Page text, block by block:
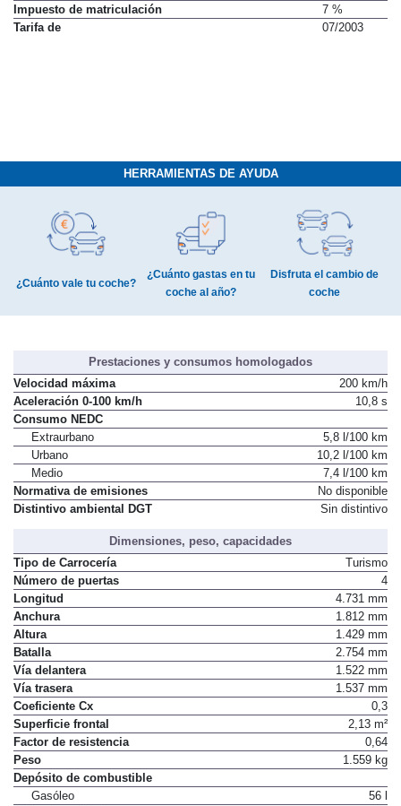
Impuesto de matriculación
7 %
Tarifa de
07/2003
HERRAMIENTAS DE AYUDA
¿Cuánto vale tu coche?
¿Cuánto gastas en tu
coche al año?
Disfruta el cambio de
coche
Prestaciones y consumos homologados
Velocidad máxima
200 km/h
Aceleración 0-100 km/h
10,8 s
Consumo NEDC
Extraurbano
5,8 l/100 km
Urbano
10,2 l/100 km
Medio
7,4 l/100 km
Normativa de emisiones
No disponible
Distintivo ambiental DGT
Sin distintivo
Dimensiones, peso, capacidades
Tipo de Carrocería
Turismo
Número de puertas
4
Longitud
4.731 mm
Anchura
1.812 mm
Altura
1.429 mm
Batalla
2.754 mm
Vía delantera
1.522 mm
Vía trasera
1.537 mm
Coeficiente Cx
0,3
Superficie frontal
2,13 m²
Factor de resistencia
0,64
Peso
1.559 kg
Depósito de combustible
Gasóleo
56 l